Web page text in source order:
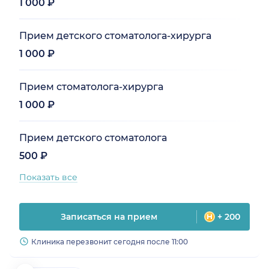
1 000 ₽
Прием детского стоматолога-хирурга
1 000 ₽
Прием стоматолога-хирурга
1 000 ₽
Прием детского стоматолога
500 ₽
Показать все
Записаться на прием + 200
Клиника перезвонит сегодня после 11:00